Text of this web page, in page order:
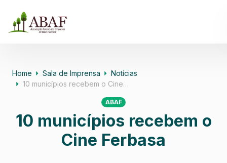
Home Sala de Imprensa
Notícias
10 municípios recebem o Cine…
ABAF
10 municípios recebem o
Cine Ferbasa